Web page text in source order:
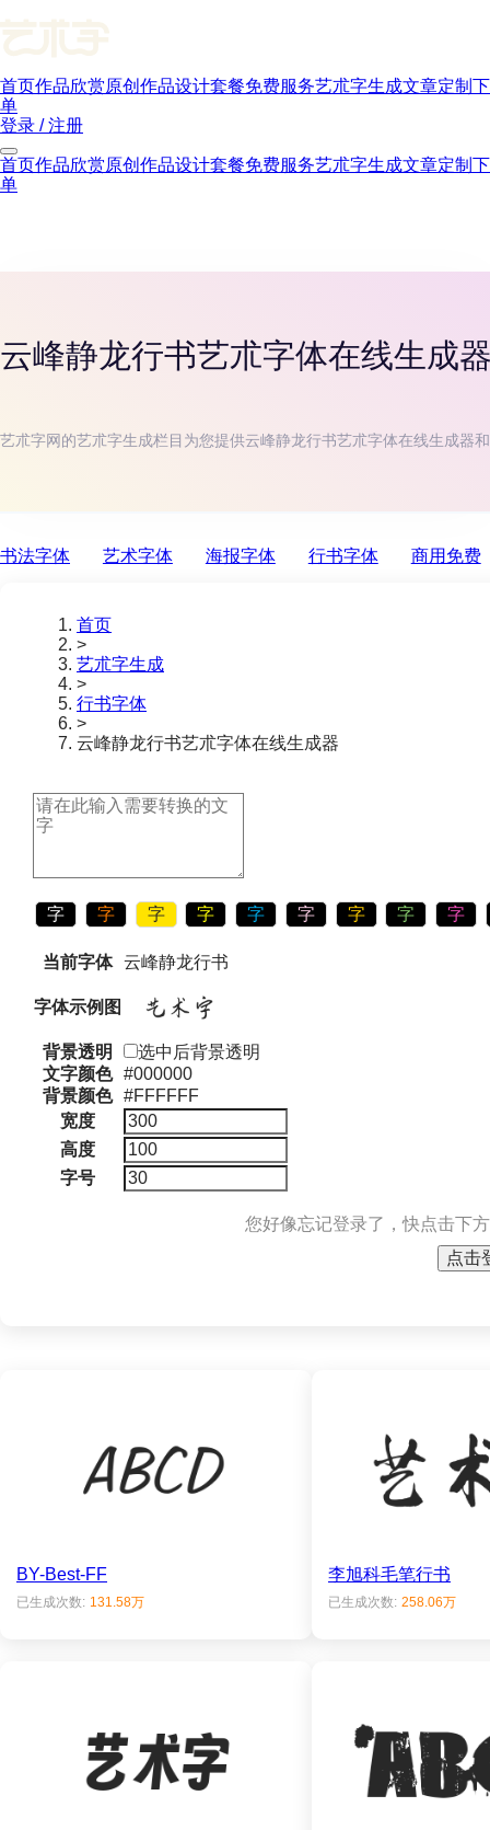
首页作品欣赏原创作品设计套餐免费服务艺朮字生成文章定制下
单
登录 / 注册
首页作品欣赏原创作品设计套餐免费服务艺朮字生成文章定制下
单
云峰静龙行书艺朮字体在线生成
艺朮字网的艺朮字生成栏目为您提供云峰静龙行书艺朮字体在线生成器
书法字体 艺术字体 海报字体 行书字体 商用免费
首页
>
艺朮字生成
>
行书字体
>
云峰静龙行书艺朮字体在线生成器
字 字 字 字 字 字 字 字 字
当前字体 云峰静龙行书
字体示例图
背景透明
选中后背景透明
文字颜色 #000000
背景颜色 #FFFFFF
宽度
高度
字号
您好像忘记登录了，快点击下
点击
BY-Best-FF
已生成次数: 131.58万
李旭科毛笔行书
已生成次数: 258.06万